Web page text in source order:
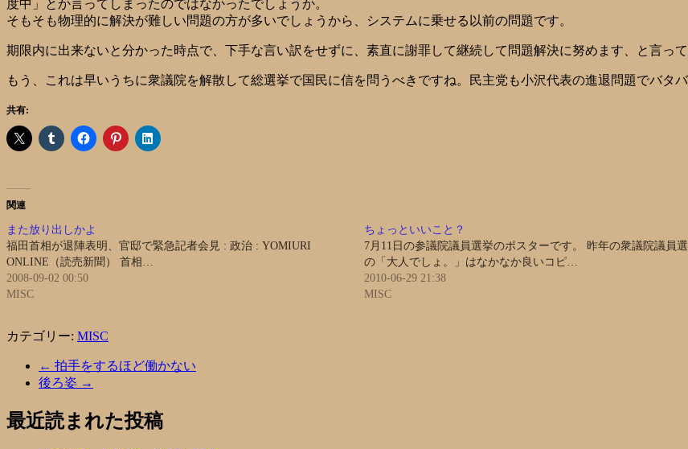
度中」とか言ってしまったのではなかったでしょうか。
そもそも物理的に解決が難しい問題の方が多いでしょうから、システムに乗せる以前の問題です。
期限内に出来ないと分かった時点で、下手な言い訳をせずに、素直に謝罪して継続して問題解決に努めます、と言っ
もう、これは早いうちに衆議院を解散して総選挙で国民に信を問うべきですね。民主党も小沢代表の進退問題でバタ
共有:
関連
また放り出しかよ
福田首相が退陣表明、官邸で緊急記者会見 : 政治 : YOMIURI
ONLINE（読売新聞） 首相…
2008-09-02 00:50
MISC
ちょっといいこと？
7月11日の参議院議員選挙のポスターです。 昨年の衆議院議員
の「大人でしょ。」はなかなか良いコピ…
2010-06-29 21:38
MISC
カテゴリー: MISC
← 拍手をするほど働かない
後ろ姿 →
最近読まれた投稿